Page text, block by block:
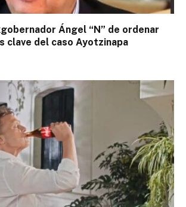
Ángel “N” de ordenar
clave del caso Ayotzinapa